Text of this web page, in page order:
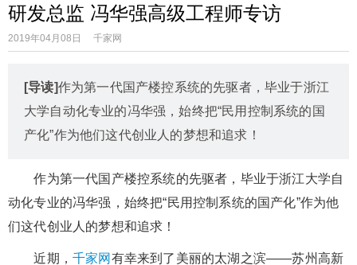
研发总监 冯华强高级工程师专访
2019年04月08日 千家网
[导读]作为第一代国产楼控系统的先驱者，毕业于浙江
大学自动化专业的冯华强，始终把“民用控制系统的国
产化”作为他们这代创业人的梦想和追求！
作为第一代国产楼控系统的先驱者，毕业于浙江大学自
动化专业的冯华强，始终把“民用控制系统的国产化”作为他
们这代创业人的梦想和追求！
近期， 千家网 有幸来到了美丽的太湖之滨——苏州高新